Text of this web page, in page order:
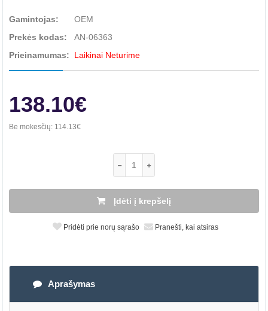
Gamintojas:
OEM
Prekės kodas:
AN-06363
Prieinamumas:
Laikinai Neturime
138.10€
Be mokesčių: 114.13€
Įdėti į krepšelį
Pridėti prie norų sąrašo Pranešti, kai atsiras
Aprašymas